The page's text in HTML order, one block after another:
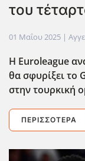
του
01 Μαΐου 2025 |
Η Εuroleague
θα σφυρίξει το
στην τουρκική
ΠΕΡΙΣΣΌΤΕΡΑ